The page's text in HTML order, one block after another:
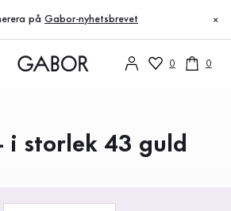
på Gabor-nyhetsbrevet ×
0 0
i storlek 43 guld